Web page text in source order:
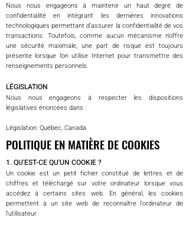
Nous nous engageons à maintenir un haut degré de
confidentialité en intégrant les dernières innovations
technologiques permettant d’assurer la confidentialité de vos
transactions. Toutefois, comme aucun mécanisme n’offre
une sécurité maximale, une part de risque est toujours
présente lorsque l’on utilise Internet pour transmettre des
renseignements personnels.
LÉGISLATION
Nous nous engageons à respecter les dispositions
législatives énoncées dans :
Législation: Québec, Canada
POLITIQUE EN MATIÈRE DE COOKIES
1. QU'EST-CE QU'UN COOKIE ?
Un cookie est un petit fichier constitué de lettres et de
chiffres et téléchargé sur votre ordinateur lorsque vous
accédez à certains sites web. En général, les cookies
permettent à un site web de reconnaître l'ordinateur de
l’utilisateur.